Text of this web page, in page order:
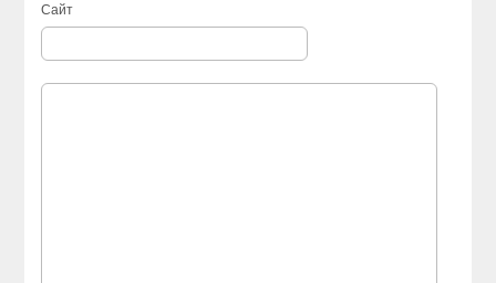
Сайт